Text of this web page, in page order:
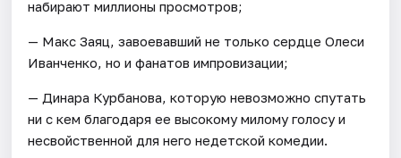
набирают миллионы просмотров;
— Макс Заяц, завоевавший не только сердце Олеси
Иванченко, но и фанатов импровизации;
— Динара Курбанова, которую невозможно спутать
ни с кем благодаря ее высокому милому голосу и
несвойственной для него недетской комедии.